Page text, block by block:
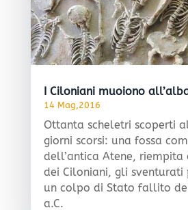
I Ciloniani muoiono
14 Mag,2016
Ottanta scheletri scoperti
giorni scorsi: una fossa
dell’antica Atene, riempita
dei Ciloniani, gli sventurati
un colpo di Stato fallito
a.C.